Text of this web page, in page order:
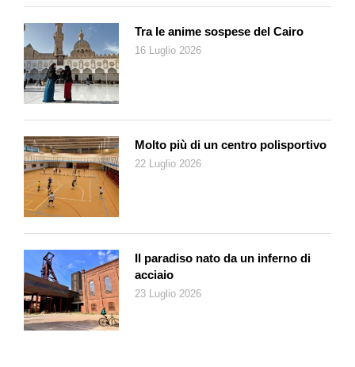
questo tema e deve poter essere in grado di dare le giuste
indicazioni. Ai genitori viene consigliato di far dormire il neonato
sulla schiena e di non mettere nella culla o nel lettino peluche e
oggetti che possano finire sul viso come, per esempio, la
copertina. È sconsigliato l’uso del cuscino ed è preferibile il
sacco nanna – chiarisce Nathalie Rossi – e anche vivamente
suggerito di evitare di avere il locale troppo caldo o troppo
freddo, la temperatura giusta si attesta attorno ai diciotto, venti
gradi centigradi. Naturalmente il fumo passivo è dannoso e
occorre evitare di fumare in qualunque locale dove vive il
piccolo, già da inizio gravidanza. Anche fare dormire il bebè nel
lettone è molto sconsigliato, suggeriamo sempre di preferire il
lettino o la culla che possono essere sistemati anche nella
camera dei genitori per comodità, ma che presentino le giuste
caratteristiche come un materasso sufficientemente duro. Se
possibile l’allattamento con latte materno è preferibile durante il
primo anno di vita. E appena l’allattamento funziona bene,
Tra le anime sospese del Cairo
16 Luglio 2026
Molto più di un centro polisportivo
22 Luglio 2026
Il paradiso nato da un inferno di
acciaio
23 Luglio 2026